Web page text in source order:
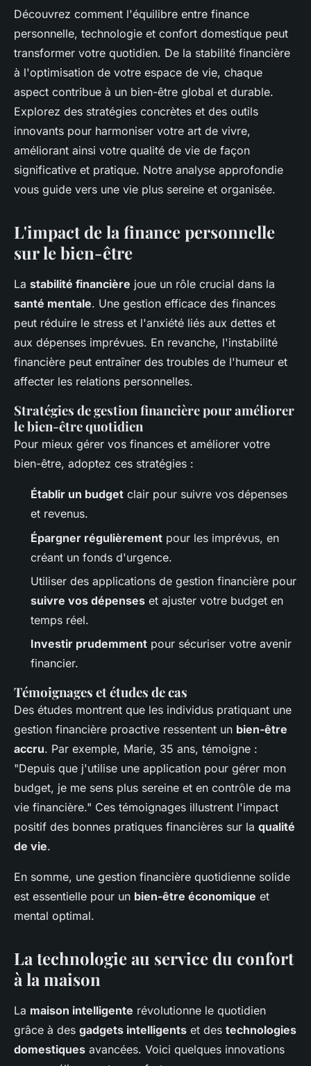
Art de vivre : lien entre bien-
être et finance, tech et maison
admin•19 juin 2024• 2 min de lecture
Découvrez comment l'équilibre entre finance
personnelle, technologie et confort domestique peut
transformer votre quotidien. De la stabilité financière
à l'optimisation de votre espace de vie, chaque
aspect contribue à un bien-être global et durable.
Explorez des stratégies concrètes et des outils
innovants pour harmoniser votre art de vivre,
améliorant ainsi votre qualité de vie de façon
significative et pratique. Notre analyse approfondie
vous guide vers une vie plus sereine et organisée.
L'impact de la finance personnelle
sur le bien-être
La stabilité financière joue un rôle crucial dans la
santé mentale. Une gestion efficace des finances
peut réduire le stress et l'anxiété liés aux dettes et
aux dépenses imprévues. En revanche, l'instabilité
financière peut entraîner des troubles de l'humeur et
affecter les relations personnelles.
Stratégies de gestion financière pour améliorer
le bien-être quotidien
Pour mieux gérer vos finances et améliorer votre
bien-être, adoptez ces stratégies :
Établir un budget clair pour suivre vos dépenses
et revenus.
Épargner régulièrement pour les imprévus, en
créant un fonds d'urgence.
Utiliser des applications de gestion financière pour
suivre vos dépenses et ajuster votre budget en
temps réel.
Investir prudemment pour sécuriser votre avenir
financier.
Témoignages et études de cas
Des études montrent que les individus pratiquant une
gestion financière proactive ressentent un bien-être
accru. Par exemple, Marie, 35 ans, témoigne :
"Depuis que j'utilise une application pour gérer mon
budget, je me sens plus sereine et en contrôle de ma
vie financière." Ces témoignages illustrent l'impact
positif des bonnes pratiques financières sur la qualité
de vie.
En somme, une gestion financière quotidienne solide
est essentielle pour un bien-être économique et
mental optimal.
La technologie au service du confort
à la maison
La maison intelligente révolutionne le quotidien
grâce à des gadgets intelligents et des technologies
domestiques avancées. Voici quelques innovations